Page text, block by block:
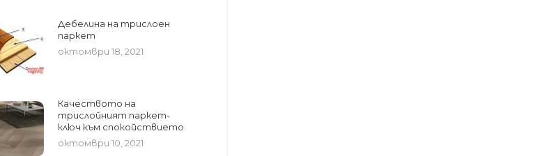
Дебелина на трислоен
паркет
октомври 18, 2021
Качеството на
трислойният паркет-
ключ към спокойствието
октомври 10, 2021